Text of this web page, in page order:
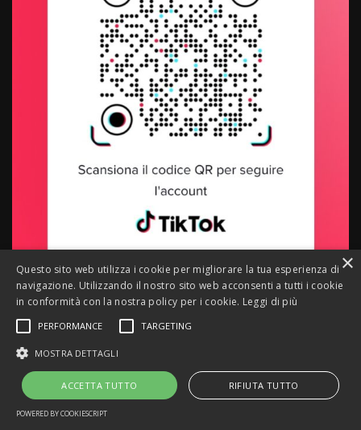
Siamo anche su TikTok
×
Questo sito web utilizza i cookie per migliorare la tua esperienza di
navigazione. Utilizzando il nostro sito web acconsenti a tutti i cookie
in conformità con la nostra policy per i cookie. Leggi di più
PERFORMANCE TARGETING
MOSTRA DETTAGLI
ACCETTA TUTTO RIFIUTA TUTTO
POWERED BY COOKIESCRIPT